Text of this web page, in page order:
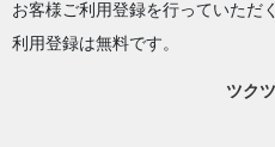
お客様ご利用登録を行っていただ
利用登録は無料です。
ツク